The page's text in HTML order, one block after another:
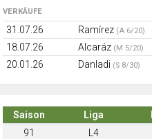
VERKÄUFE
31.07.26 Ramírez (A 6/20)
18.07.26
Alcaráz (M 5/20)
20.01.26
Danladi (S 8/30)
Saison Liga
91
L4